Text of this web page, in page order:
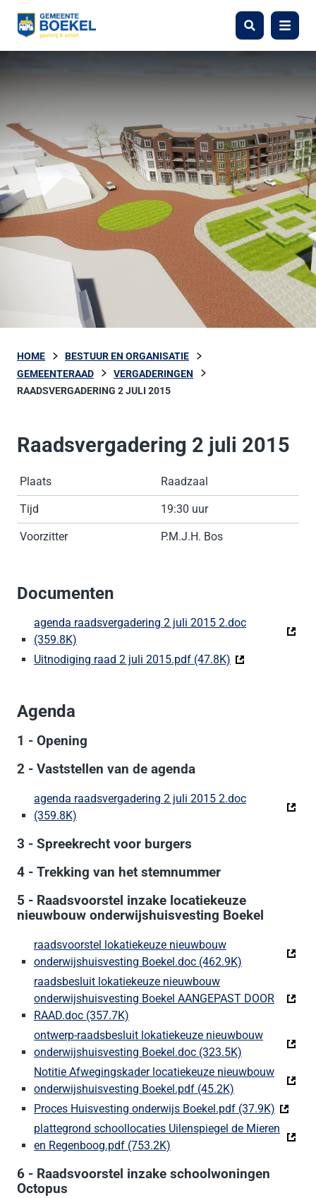
Zoeken Menu
HOME
BESTUUR EN ORGANISATIE
GEMEENTERAAD
VERGADERINGEN
RAADSVERGADERING 2 JULI 2015
Raadsvergadering 2 juli 2015
Plaats Raadzaal
Tijd 19:30 uur
Voorzitter P.M.J.H. Bos
Documenten
agenda raadsvergadering 2 juli 2015 2.doc
(359.8K)
Uitnodiging raad 2 juli 2015.pdf (47.8K) (Deze link gaat
Agenda
1 - Opening
2 - Vaststellen van de agenda
agenda raadsvergadering 2 juli 2015 2.doc
(359.8K)
3 - Spreekrecht voor burgers
4 - Trekking van het stemnummer
5 - Raadsvoorstel inzake locatiekeuze
nieuwbouw onderwijshuisvesting Boekel
raadsvoorstel lokatiekeuze nieuwbouw
onderwijshuisvesting Boekel.doc (462.9K) (Deze link
raadsbesluit lokatiekeuze nieuwbouw
onderwijshuisvesting Boekel AANGEPAST DOOR
RAAD.doc (357.7K)
ontwerp-raadsbesluit lokatiekeuze nieuwbouw
onderwijshuisvesting Boekel.doc (323.5K) (Deze link
Notitie Afwegingskader locatiekeuze nieuwbouw
onderwijshuisvesting Boekel.pdf (45.2K) (Deze link gaat
Proces Huisvesting onderwijs Boekel.pdf (37.9K) (Deze
plattegrond schoollocaties Uilenspiegel de Mieren
en Regenboog.pdf (753.2K) (Deze link gaat naar een
6 - Raadsvoorstel inzake schoolwoningen
Octopus